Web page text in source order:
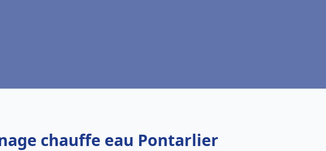
chauffe eau Pontarlier